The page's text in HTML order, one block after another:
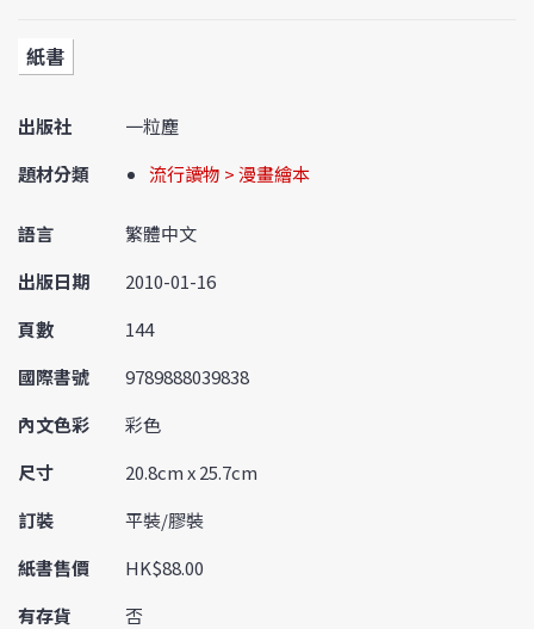
紙書
出版社
一粒塵
題材分類
流行讀物 > 漫畫繪本
語言
繁體中文
出版日期
2010-01-16
頁數
144
國際書號
9789888039838
內文色彩
彩色
尺寸
20.8cm x 25.7cm
訂裝
平裝/膠裝
紙書售價
HK$88.00
有存貨
否